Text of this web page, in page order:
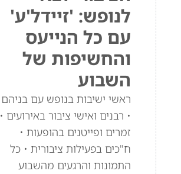
לנופש: 'זיידל'ע'
עם כל הנייעס
והחשיפות של
השבוע
ראשי ישיבות בנופש עם בניהם
• רבנים ואישי ציבור באירועים •
זמרים ופייטנים בהופעות •
ח"כים בפעילות ציבורית • כל
התמונות והרגעים מהשבוע